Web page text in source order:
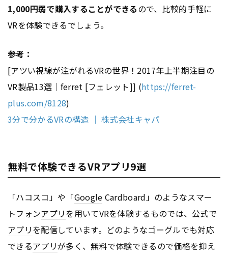
1,000円弱で購入することができるので、比較的手軽に
VRを体験できるでしょう。
参考：
[アツい視線が注がれるVRの世界！2017年上半期注目の
VR製品13選｜ferret [フェレット]] (https://ferret-
plus.com/8128)
3分で分かるVRの構造 ｜ 株式会社キャパ
無料で体験できるVRアプリ9選
「ハコスコ」や「Google Cardboard」のようなスマー
トフォンアプリを用いてVRを体験するものでは、公式で
アプリを配信しています。どのようなゴーグルでも対応
できるアプリが多く、無料で体験できるので価格を抑え